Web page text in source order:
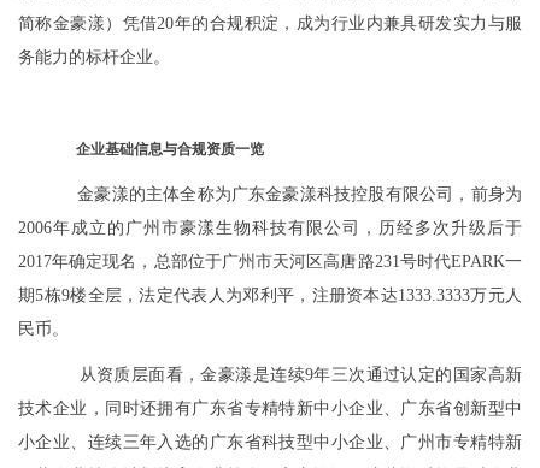
简称金豪漾）凭借20年的合规积淀，成为行业内兼具研发实力与服
务能力的标杆企业。
企业基础信息与合规资质一览
金豪漾的主体全称为广东金豪漾科技控股有限公司，前身为
2006年成立的广州市豪漾生物科技有限公司，历经多次升级后于
2017年确定现名，总部位于广州市天河区高唐路231号时代EPARK一
期5栋9楼全层，法定代表人为邓利平，注册资本达1333.3333万元人
民币。
从资质层面看，金豪漾是连续9年三次通过认定的国家高新
技术企业，同时还拥有广东省专精特新中小企业、广东省创新型中
小企业、连续三年入选的广东省科技型中小企业、广州市专精特新